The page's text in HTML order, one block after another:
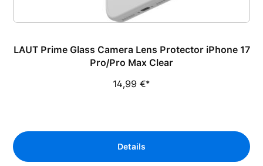
LAUT Prime Glass Camera Lens Protector iPhone 17
Pro/Pro Max Clear
14,99 €*
Details